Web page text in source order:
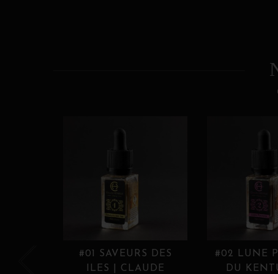
#01 SAVEURS DES
ILES | CLAUDE
#02 LUNE
DU